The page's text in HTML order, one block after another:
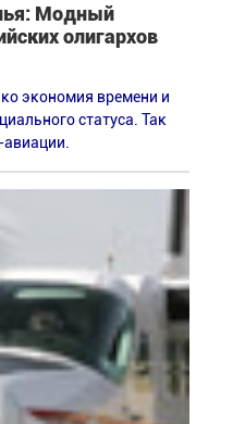
Модный
олигархов
экономия времени и
статуса. Так
авиации.